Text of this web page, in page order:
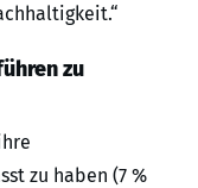
zu
zu haben (7 %